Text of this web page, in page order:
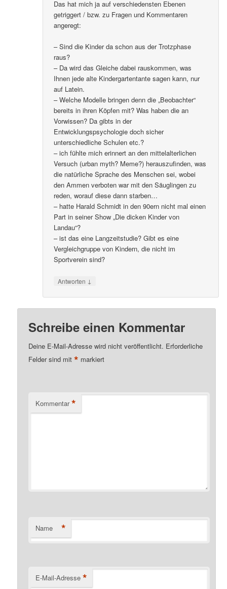
Das hat mich ja auf verschiedensten Ebenen
getriggert / bzw. zu Fragen und Kommentaren
angeregt:
– Sind die Kinder da schon aus der Trotzphase
raus?
– Da wird das Gleiche dabei rauskommen, was
Ihnen jede alte Kindergartentante sagen kann, nur
auf Latein.
– Welche Modelle bringen denn die „Beobachter“
bereits in ihren Köpfen mit? Was haben die an
Vorwissen? Da gibts in der
Entwicklungspsychologie doch sicher
unterschiedliche Schulen etc.?
– ich fühlte mich erinnert an den mittelalterlichen
Versuch (urban myth? Meme?) herauszufinden, was
die natürliche Sprache des Menschen sei, wobei
den Ammen verboten war mit den Säuglingen zu
reden, worauf diese dann starben…
– hatte Harald Schmidt in den 90ern nicht mal einen
Part in seiner Show „Die dicken Kinder von
Landau“?
– ist das eine Langzeitstudie? Gibt es eine
Vergleichgruppe von Kindern, die nicht im
Sportverein sind?
Antworten ↓
Schreibe einen Kommentar
Deine E-Mail-Adresse wird nicht veröffentlicht. Erforderliche
Felder sind mit* markiert
Kommentar *
Name *
E-Mail-Adresse *